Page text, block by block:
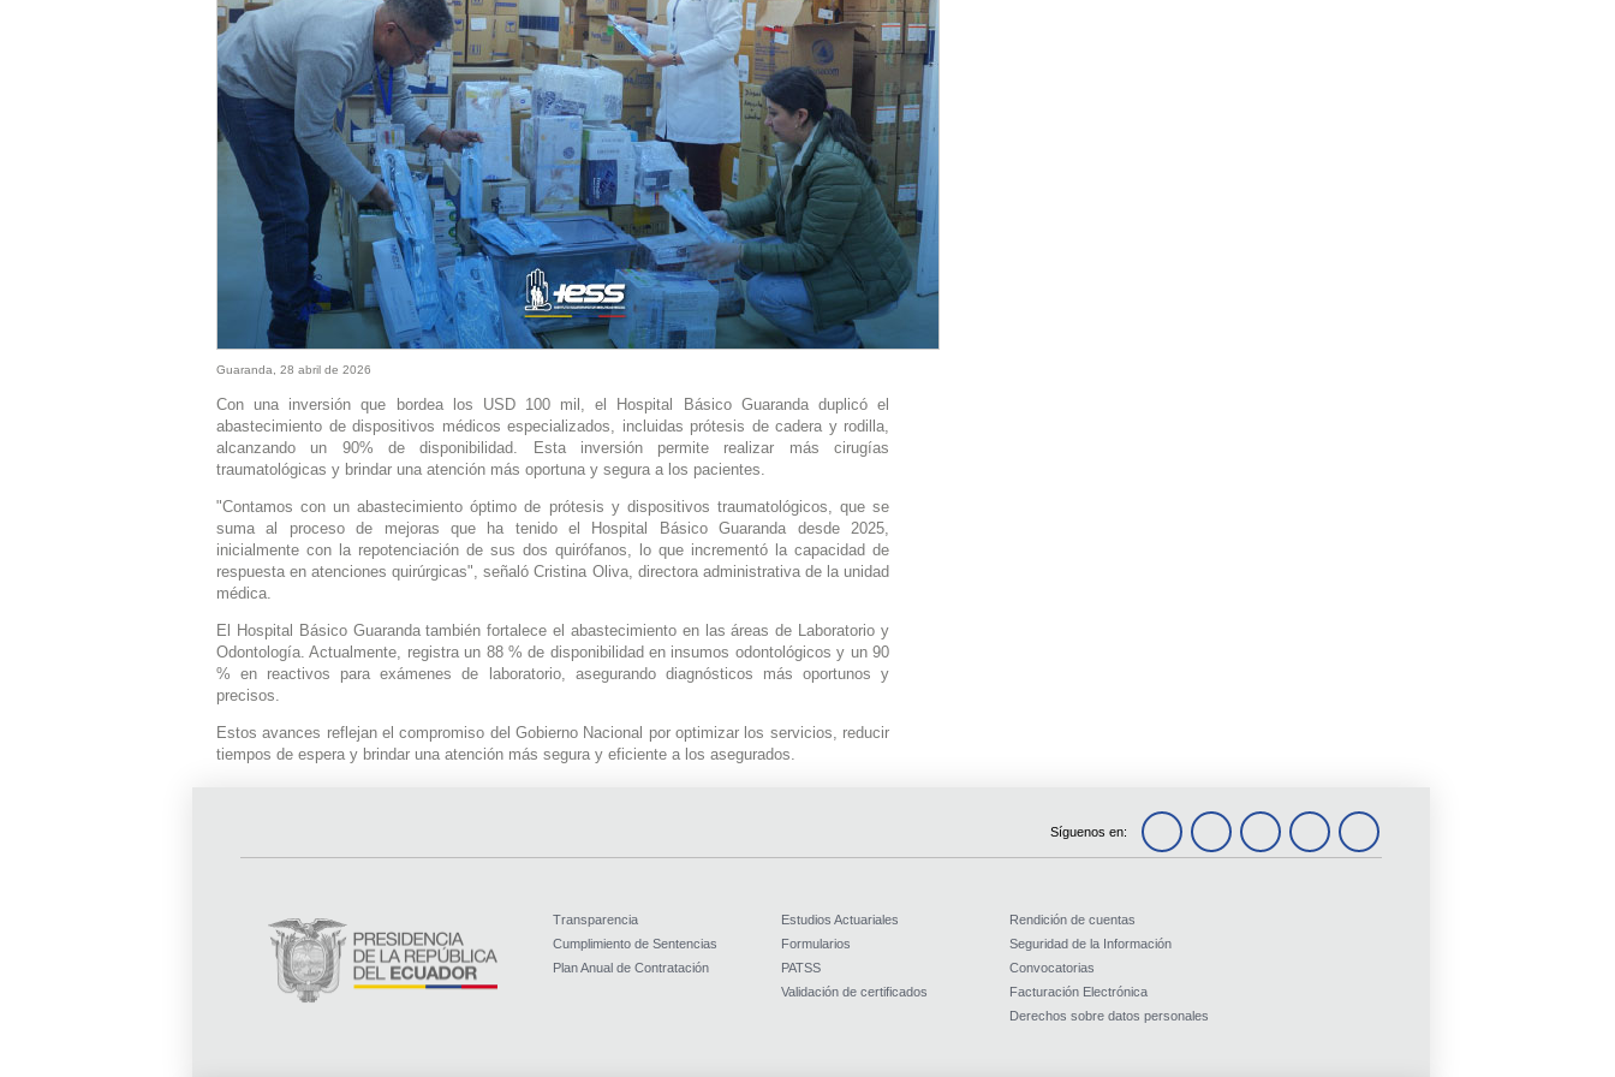
Guaranda, 28 abril de 2026
Con una inversión que bordea los USD 100 mil, el Hospital Básico Guaranda duplicó el
abastecimiento de dispositivos médicos especializados, incluidas prótesis de cadera y rodilla,
alcanzando un 90% de disponibilidad. Esta inversión permite realizar más cirugías
traumatológicas y brindar una atención más oportuna y segura a los pacientes.
"Contamos con un abastecimiento óptimo de prótesis y dispositivos traumatológicos, que se
suma al proceso de mejoras que ha tenido el Hospital Básico Guaranda desde 2025,
inicialmente con la repotenciación de sus dos quirófanos, lo que incrementó la capacidad de
respuesta en atenciones quirúrgicas", señaló Cristina Oliva, directora administrativa de la unidad
médica.
El Hospital Básico Guaranda también fortalece el abastecimiento en las áreas de Laboratorio y
Odontología. Actualmente, registra un 88 % de disponibilidad en insumos odontológicos y un 90
% en reactivos para exámenes de laboratorio, asegurando diagnósticos más oportunos y
precisos.
Estos avances reflejan el compromiso del Gobierno Nacional por optimizar los servicios, reducir
tiempos de espera y brindar una atención más segura y eficiente a los asegurados.
Síguenos en:
Transparencia
Cumplimiento de Sentencias
Plan Anual de Contratación
Estudios Actuariales
Formularios
PATSS
Validación de certificados
Rendición de cuentas
Seguridad de la Información
Convocatorias
Facturación Electrónica
Derechos sobre datos personales